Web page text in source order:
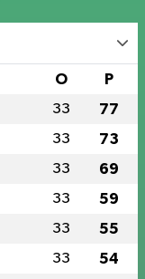
O P
33 77
33 73
33 69
33 59
33 55
33 54